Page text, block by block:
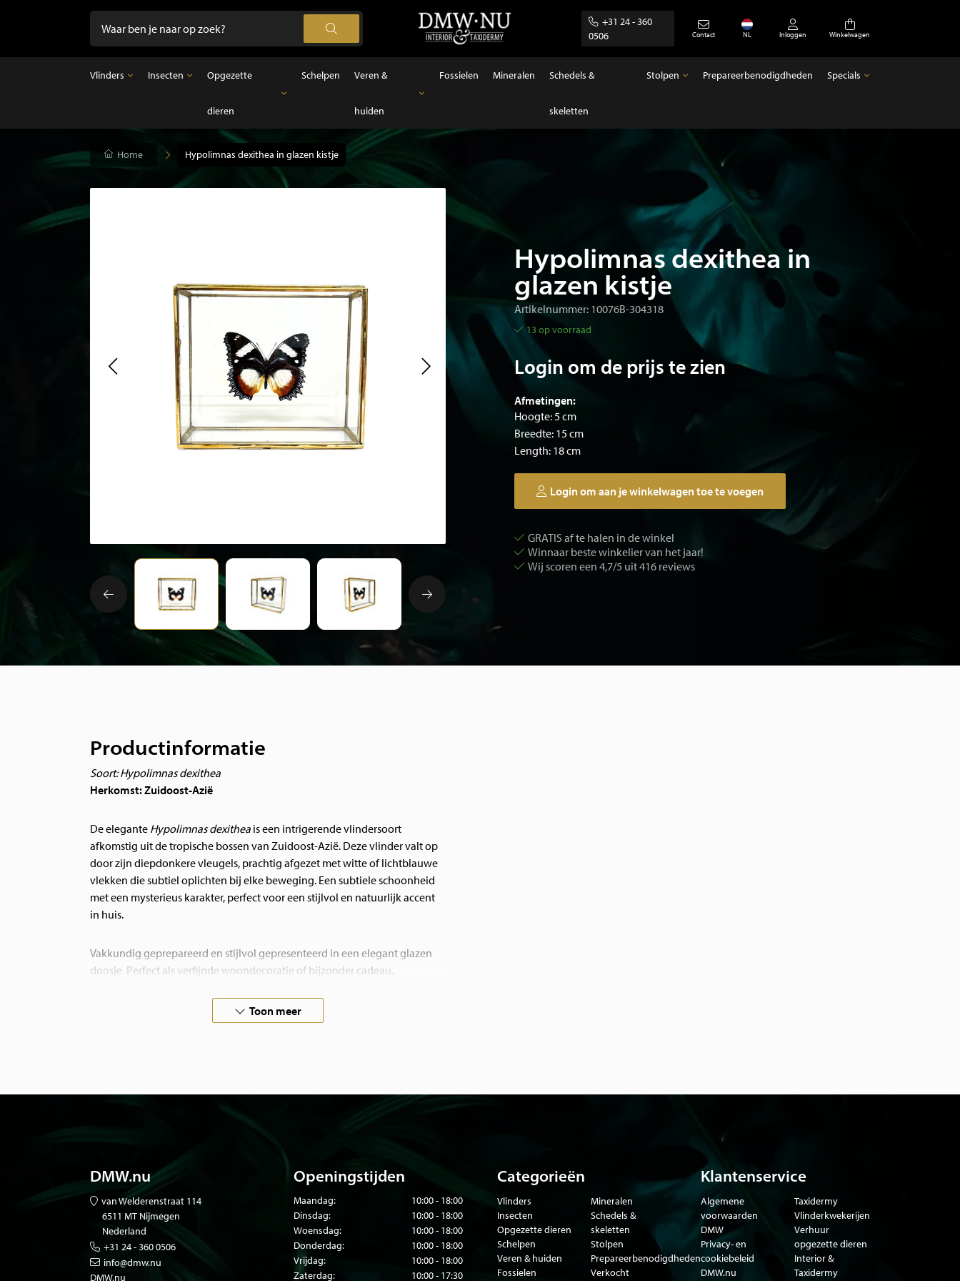
+31 24 - 360
0506
Contact NL Inloggen Winkelwagen
Vlinders
Vlinders in stolp
Insecten
Ongeprepareerde insecten
Opgezette
dieren
Opgezette vogels
Opgezette zoogdieren
Opgezette vissen
Schelpen Veren &
huiden
Veren
Fossielen Mineralen Schedels &
skeletten
Stolpen
Lege stolpen
Prepareerbenodigdheden Specials
Home Hypolimnas dexithea in glazen kistje
Hypolimnas dexithea in
glazen kistje
Artikelnummer: 10076B-304318
13 op voorraad
Login om de prijs te zien
Afmetingen:
Hoogte: 5 cm
Breedte: 15 cm
Length: 18 cm
Login om aan je winkelwagen toe te voegen
GRATIS af te halen in de winkel
Winnaar beste winkelier van het jaar!
Wij scoren een 4,7/5 uit 416 reviews
Productinformatie
Soort:Hypolimnas dexithea
Herkomst:Zuidoost-Azië
De elegante Hypolimnasdexithea is een intrigerende vlindersoort
afkomstig uit de tropische bossen van Zuidoost-Azië. Deze vlinder valt op
door zijn diepdonkere vleugels, prachtig afgezet met witte of lichtblauwe
vlekken die subtiel oplichten bij elke beweging. Een subtiele schoonheid
met een mysterieus karakter, perfect voor een stijlvol en natuurlijk accent
in huis.
Vakkundig geprepareerd en stijlvol gepresenteerd in een elegant glazen
doosje. Perfect als verfijnde woondecoratie of bijzonder cadeau.
Deze vlinder is ook verkrijgbaar in een decoratieve stolp of in een van onze
en respect voor de natuur.
Toon meer
DMW.nu
van Welderenstraat 114
6511 MT Nijmegen
Nederland
+31 24 - 360 0506
info@dmw.nu
DMW.nu
Openingstijden
Maandag:
10:00 - 18:00
Dinsdag:
10:00 - 18:00
Woensdag:
10:00 - 18:00
Donderdag:
10:00 - 18:00
Vrijdag:
10:00 - 18:00
Zaterdag:
10:00 - 17:30
Categorieën
Vlinders
Insecten
Opgezette dieren
Schelpen
Veren & huiden
Fossielen
Mineralen
Schedels &
skeletten
Stolpen
Prepareerbenodigdheden
Verkocht
Klantenservice
Algemene
voorwaarden
DMW
Privacy- en
cookiebeleid
DMW.nu
Taxidermy
Vlinderkwekerijen
Verhuur
opgezette dieren
Interior &
Taxidermy